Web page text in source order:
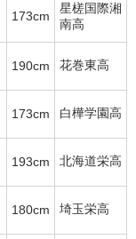
173cm
星槎国際湘
南高
190cm 花巻東高
173cm 白樺学園高
193cm 北海道栄高
180cm 埼玉栄高